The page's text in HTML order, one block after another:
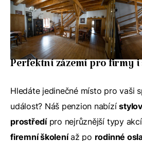
Perfektní zázemí pro firmy i
Hledáte jedinečné místo pro vaši
událost? Náš penzion nabízí
prostředípro nejrůznější typy
firemní školeníaž po rodinné